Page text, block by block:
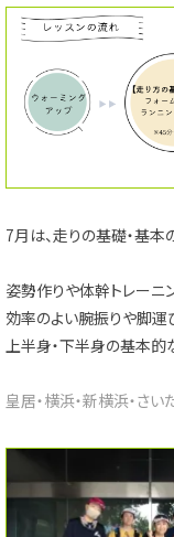
7月は、走りの基礎・基本
姿勢作りや体幹トレーニ
効率のよい腕振りや脚運
上半身・下半身の基本的
皇居・横浜・新横浜・さ